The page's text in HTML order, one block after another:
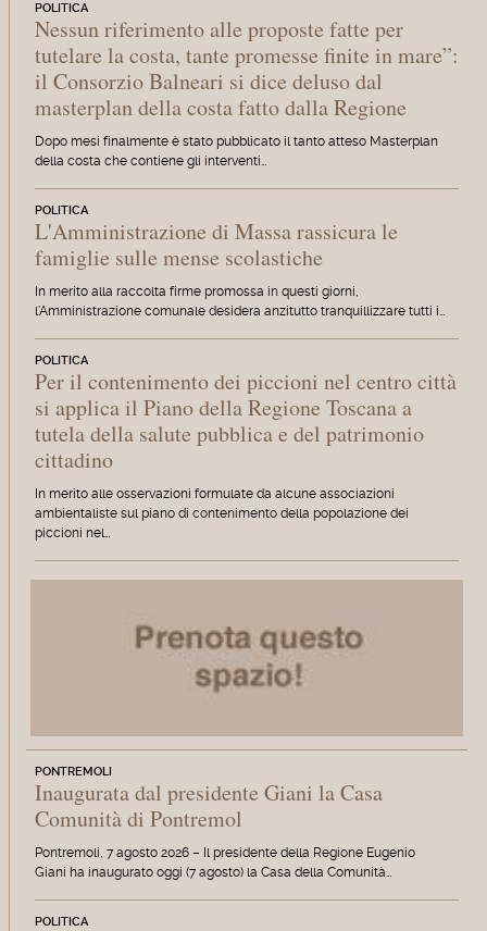
POLITICA
Nessun riferimento alle proposte fatte per
tutelare la costa, tante promesse finite in mare”:
il Consorzio Balneari si dice deluso dal
masterplan della costa fatto dalla Regione
Dopo mesi finalmente è stato pubblicato il tanto atteso Masterplan
della costa che contiene gli interventi…
POLITICA
L'Amministrazione di Massa rassicura le
famiglie sulle mense scolastiche
In merito alla raccolta firme promossa in questi giorni,
l'Amministrazione comunale desidera anzitutto tranquillizzare tutti i…
POLITICA
Per il contenimento dei piccioni nel centro città
si applica il Piano della Regione Toscana a
tutela della salute pubblica e del patrimonio
cittadino
In merito alle osservazioni formulate da alcune associazioni
ambientaliste sul piano di contenimento della popolazione dei
piccioni nel…
PONTREMOLI
Inaugurata dal presidente Giani la Casa
Comunità di Pontremol
Pontremoli, 7 agosto 2026 – Il presidente della Regione Eugenio
Giani ha inaugurato oggi (7 agosto) la Casa della Comunità…
POLITICA